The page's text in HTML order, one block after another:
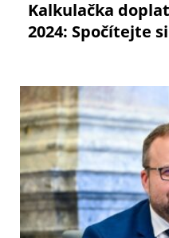
Kalkulačka
2024: Spočítejte